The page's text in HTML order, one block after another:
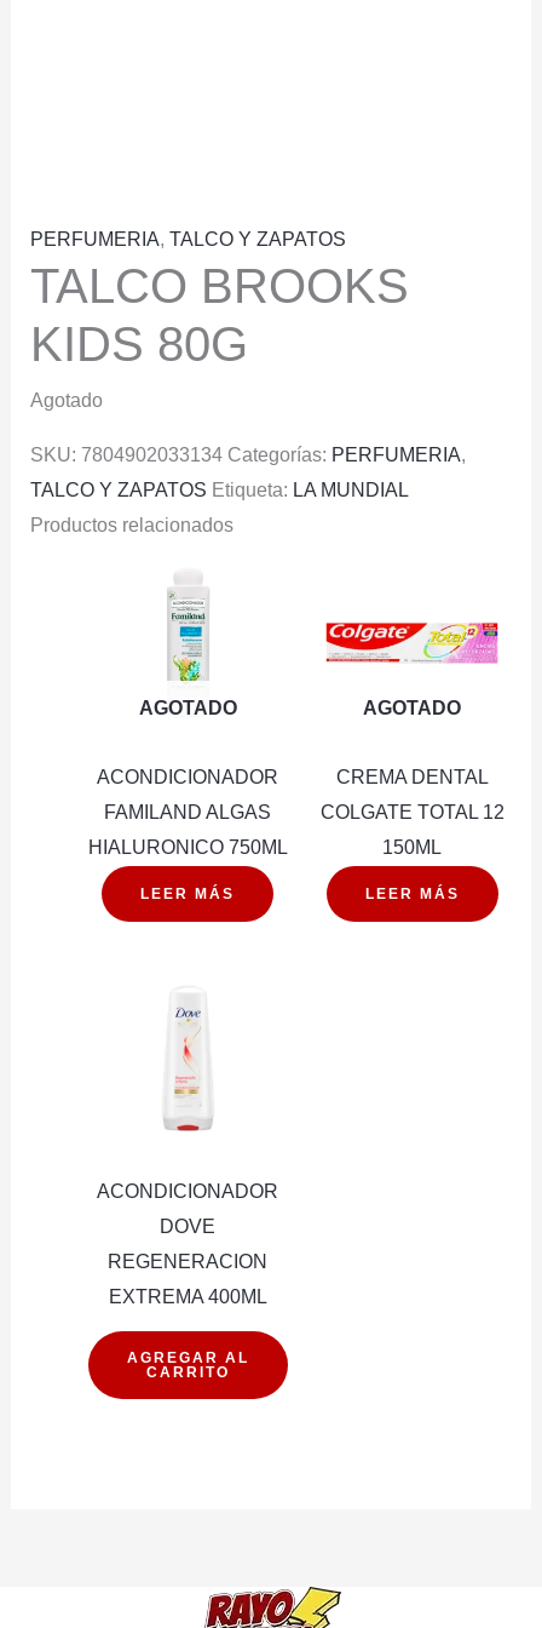
PERFUMERIA, TALCO Y ZAPATOS
TALCO BROOKS
KIDS 80G
Agotado
SKU: 7804902033134 Categorías: PERFUMERIA,
TALCO Y ZAPATOS Etiqueta: LA MUNDIAL
Productos relacionados
AGOTADO
ACONDICIONADOR
FAMILAND ALGAS
HIALURONICO 750ML
LEER MÁS
AGOTADO
CREMA DENTAL
COLGATE TOTAL 12
150ML
LEER MÁS
ACONDICIONADOR
DOVE
REGENERACION
EXTREMA 400ML
ACONDICIONADOR
DOVE
AGREGAR AL
CARRITO